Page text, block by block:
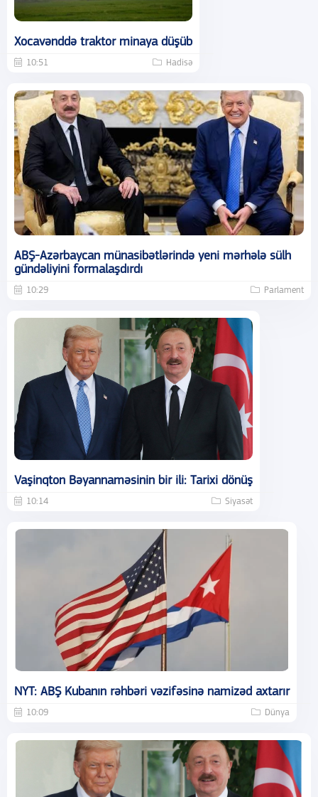
Xocavənddə traktor minaya düşüb
10:51 Hadisə
ABŞ-Azərbaycan münasibətlərində yeni mərhələ sülh
gündəliyini formalaşdırdı
10:29 Parlament
Vaşinqton Bəyannaməsinin bir ili: Tarixi dönüş
10:14 Siyasət
NYT: ABŞ Kubanın rəhbəri vəzifəsinə namizəd axtarır
10:09 Dünya